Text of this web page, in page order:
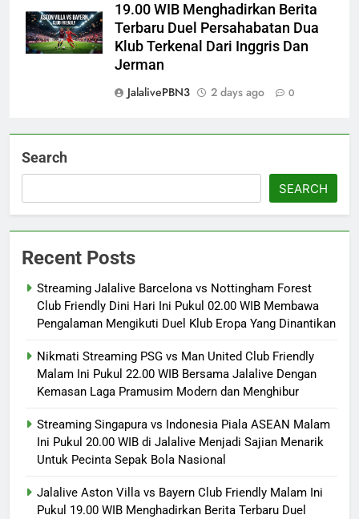
19.00 WIB Menghadirkan Berita
Terbaru Duel Persahabatan Dua
Klub Terkenal Dari Inggris Dan
Jerman
JalalivePBN3
2 days ago 0
Search
SEARCH
Recent Posts
Streaming Jalalive Barcelona vs Nottingham Forest
Club Friendly Dini Hari Ini Pukul 02.00 WIB Membawa
Pengalaman Mengikuti Duel Klub Eropa Yang Dinantikan
Nikmati Streaming PSG vs Man United Club Friendly
Malam Ini Pukul 22.00 WIB Bersama Jalalive Dengan
Kemasan Laga Pramusim Modern dan Menghibur
Streaming Singapura vs Indonesia Piala ASEAN Malam
Ini Pukul 20.00 WIB di Jalalive Menjadi Sajian Menarik
Untuk Pecinta Sepak Bola Nasional
Jalalive Aston Villa vs Bayern Club Friendly Malam Ini
Pukul 19.00 WIB Menghadirkan Berita Terbaru Duel